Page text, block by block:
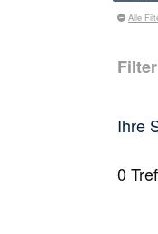
Alle
Filter
Ihre
0